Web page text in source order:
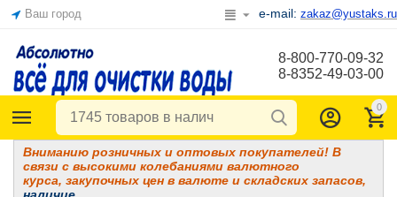
Ваш город e-mail: zakaz@yustaks.ru
8-800-770-09-32
8-8352-49-03-00
0
Вниманию розничных и оптовых покупателей! В
связи с высокими колебаниями валютного
курса, закупочных цен в валюте и складских запасов,